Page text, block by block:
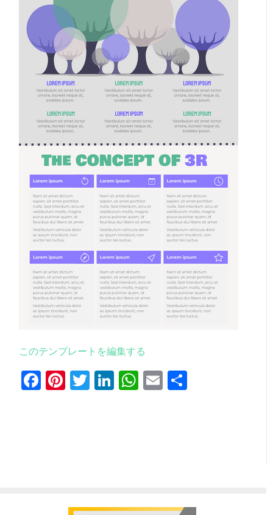
このテンプレートを編集する
Facebook
Pinterest
Twitter
LinkedIn
WhatsApp
Email